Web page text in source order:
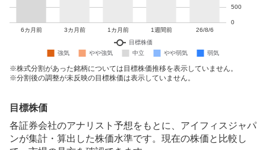
株式分割があった銘柄については目標株価推移を表示していません。
分割後の調整が未反映の目標株価は表示していません。
目標株価
各証券会社のアナリスト予想をもとに、アイフィスジャパ
ンが集計・算出した株価水準です。現在の株価と比較し